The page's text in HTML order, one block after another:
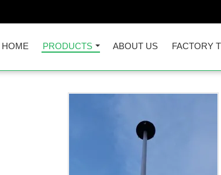
HOME PRODUCTS ABOUT US FACTORY